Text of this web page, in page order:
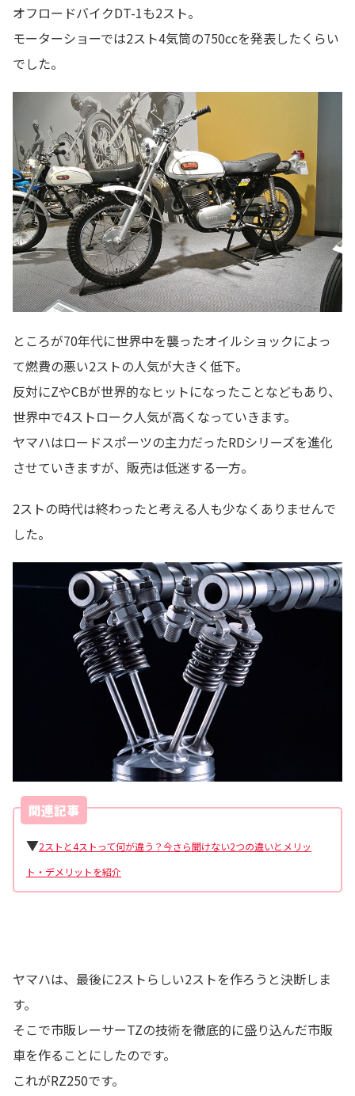
オフロードバイクDT-1も2スト。
モーターショーでは2スト4気筒の750ccを発表したくらい
でした。
ところが70年代に世界中を襲ったオイルショックによっ
て燃費の悪い2ストの人気が大きく低下。
反対にZやCBが世界的なヒットになったことなどもあり、
世界中で4ストローク人気が高くなっていきます。
ヤマハはロードスポーツの主力だったRDシリーズを進化
させていきますが、販売は低迷する一方。
2ストの時代は終わったと考える人も少なくありませんで
した。
関連記事
▼2ストと4ストって何が違う？今さら聞けない2つの違いとメリッ
ト・デメリットを紹介
ヤマハは、最後に2ストらしい2ストを作ろうと決断しま
す。
そこで市販レーサーTZの技術を徹底的に盛り込んだ市販
車を作ることにしたのです。
これがRZ250です。